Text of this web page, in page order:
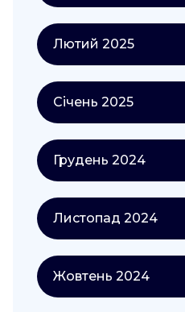
Лютий 2025
Січень 2025
Грудень 2024
Листопад 2024
Жовтень 2024